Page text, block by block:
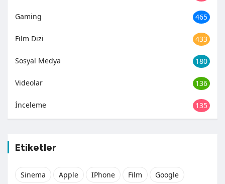
Gaming 465
Film Dizi 433
Sosyal Medya 180
Videolar 136
İnceleme 135
Etiketler
Sinema Apple IPhone Film
Google